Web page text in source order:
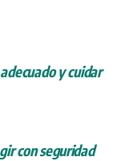
y cuidar
con seguridad